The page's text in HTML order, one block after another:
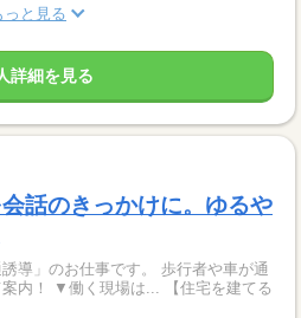
っと見る
詳細を見る
話のきっかけに。ゆるや
仕事です。 歩行者や車が通
宅を建てる